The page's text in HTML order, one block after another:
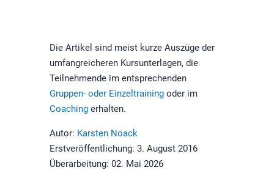
Die Artikel sind meist kurze Auszüge der
umfangreicheren Kursunterlagen, die
Teilnehmende im entsprechenden
Gruppen- oder Einzeltrainingoder im
Coachingerhalten.
Autor: Karsten Noack
Erstveröffentlichung: 3. August 2016
Überarbeitung: 02. Mai 2026